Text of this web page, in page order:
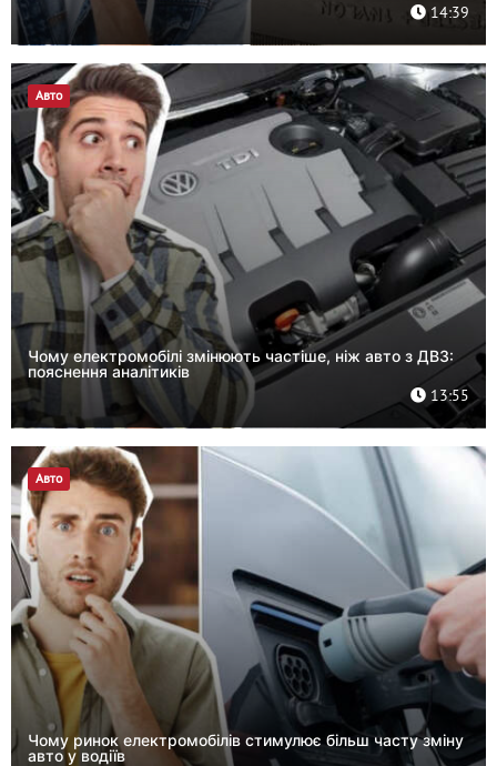
14:39
Авто
Чому електромобілі змінюють частіше, ніж авто з ДВЗ:
пояснення аналітиків
13:55
Авто
Чому ринок електромобілів стимулює більш часту зміну
авто у водіїв